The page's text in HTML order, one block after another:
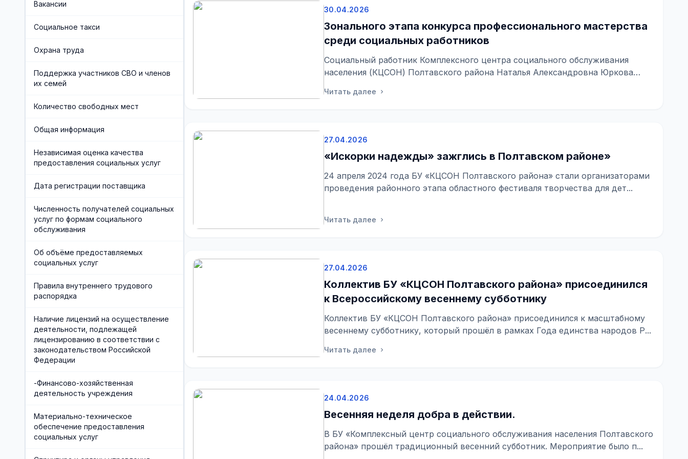
Хозяйственная служба
Противодействие коррупции
Предварительная запись
обслуживания на дому граждан
Вакансии
Социальное такси
Охрана труда
Поддержка участников СВО и членов
их семей
Количество свободных мест
Общая информация
Независимая оценка качества
предоставления социальных услуг
Дата регистрации поставщика
Численность получателей социальных
услуг по формам социального
обслуживания
Об объёме предоставляемых
социальных услуг
Правила внутреннего трудового
распорядка
Наличие лицензий на осуществление
деятельности, подлежащей
лицензированию в соответствии с
законодательством Российской
Федерации
-Финансово-хозяйственная
деятельность учреждения
Материально-техническое
обеспечение предоставления
социальных услуг
30.04.2026
Зонального этапа конкурса профессионального мастерства
среди социальных работников
Социальный работник Комплексного центра социального обслуживания
населения (КЦСОН) Полтавского района Наталья Александровна Юркова
Читать далее chevron_right
27.04.2026
«Искорки надежды» зажглись в Полтавском районе»
24 апреля 2024 года БУ «КЦСОН Полтавского района» стали организаторами
проведения районного этапа областного фестиваля творчества для дет...
Читать далее chevron_right
27.04.2026
Коллектив БУ «КЦСОН Полтавского района» присоединился
к Всероссийскому весеннему субботнику
Коллектив БУ «КЦСОН Полтавского района» присоединился к масштабному
весеннему субботнику, который прошёл в рамках Года единства народов Р...
Читать далее chevron_right
24.04.2026
Весенняя неделя добра в действии.
В БУ «Комплексный центр социального обслуживания населения Полтавского
района» прошёл традиционный весенний субботник. Мероприятие было п...